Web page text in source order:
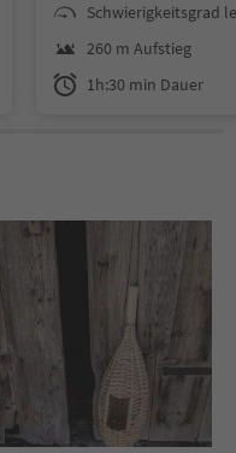
Weinreben bis nach
Von Tschötsch aus
Richtung Tal, vorbei
und zurück zum
Schwierigkeitsgrad
260 m Aufstieg
1h:30 min Dauer